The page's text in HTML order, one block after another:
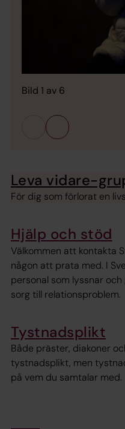
Bild 1 av 6
Leva vidare-
För dig som förlorat en
Hjälp och stöd
Välkommen att kontakta
någon att prata med. I
personal som lyssnar
sorg till relationsproblem.
Tystnadsplikt
Både präster, diakoner
tystnadsplikt, men
på vem du samtalar med.